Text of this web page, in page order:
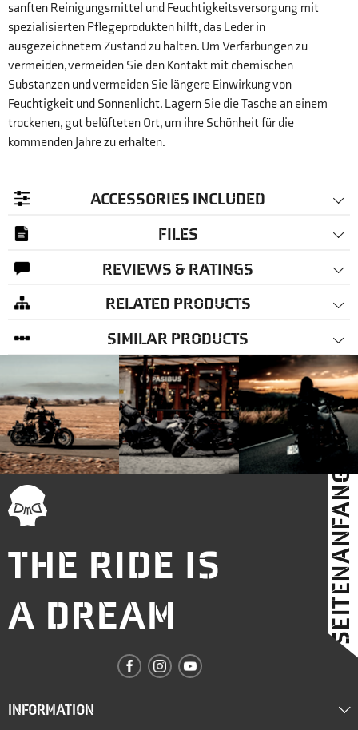
sanften Reinigungsmittel und Feuchtigkeitsversorgung mit
spezialisierten Pflegeprodukten hilft, das Leder in
ausgezeichnetem Zustand zu halten. Um Verfärbungen zu
vermeiden, vermeiden Sie den Kontakt mit chemischen
Substanzen und vermeiden Sie längere Einwirkung von
Feuchtigkeit und Sonnenlicht. Lagern Sie die Tasche an einem
trockenen, gut belüfteten Ort, um ihre Schönheit für die
kommenden Jahre zu erhalten.
ACCESSORIES INCLUDED
FILES
REVIEWS & RATINGS
RELATED PRODUCTS
SIMILAR PRODUCTS
THE RIDE IS
A DREAM
INFORMATION
SEITENANFANG